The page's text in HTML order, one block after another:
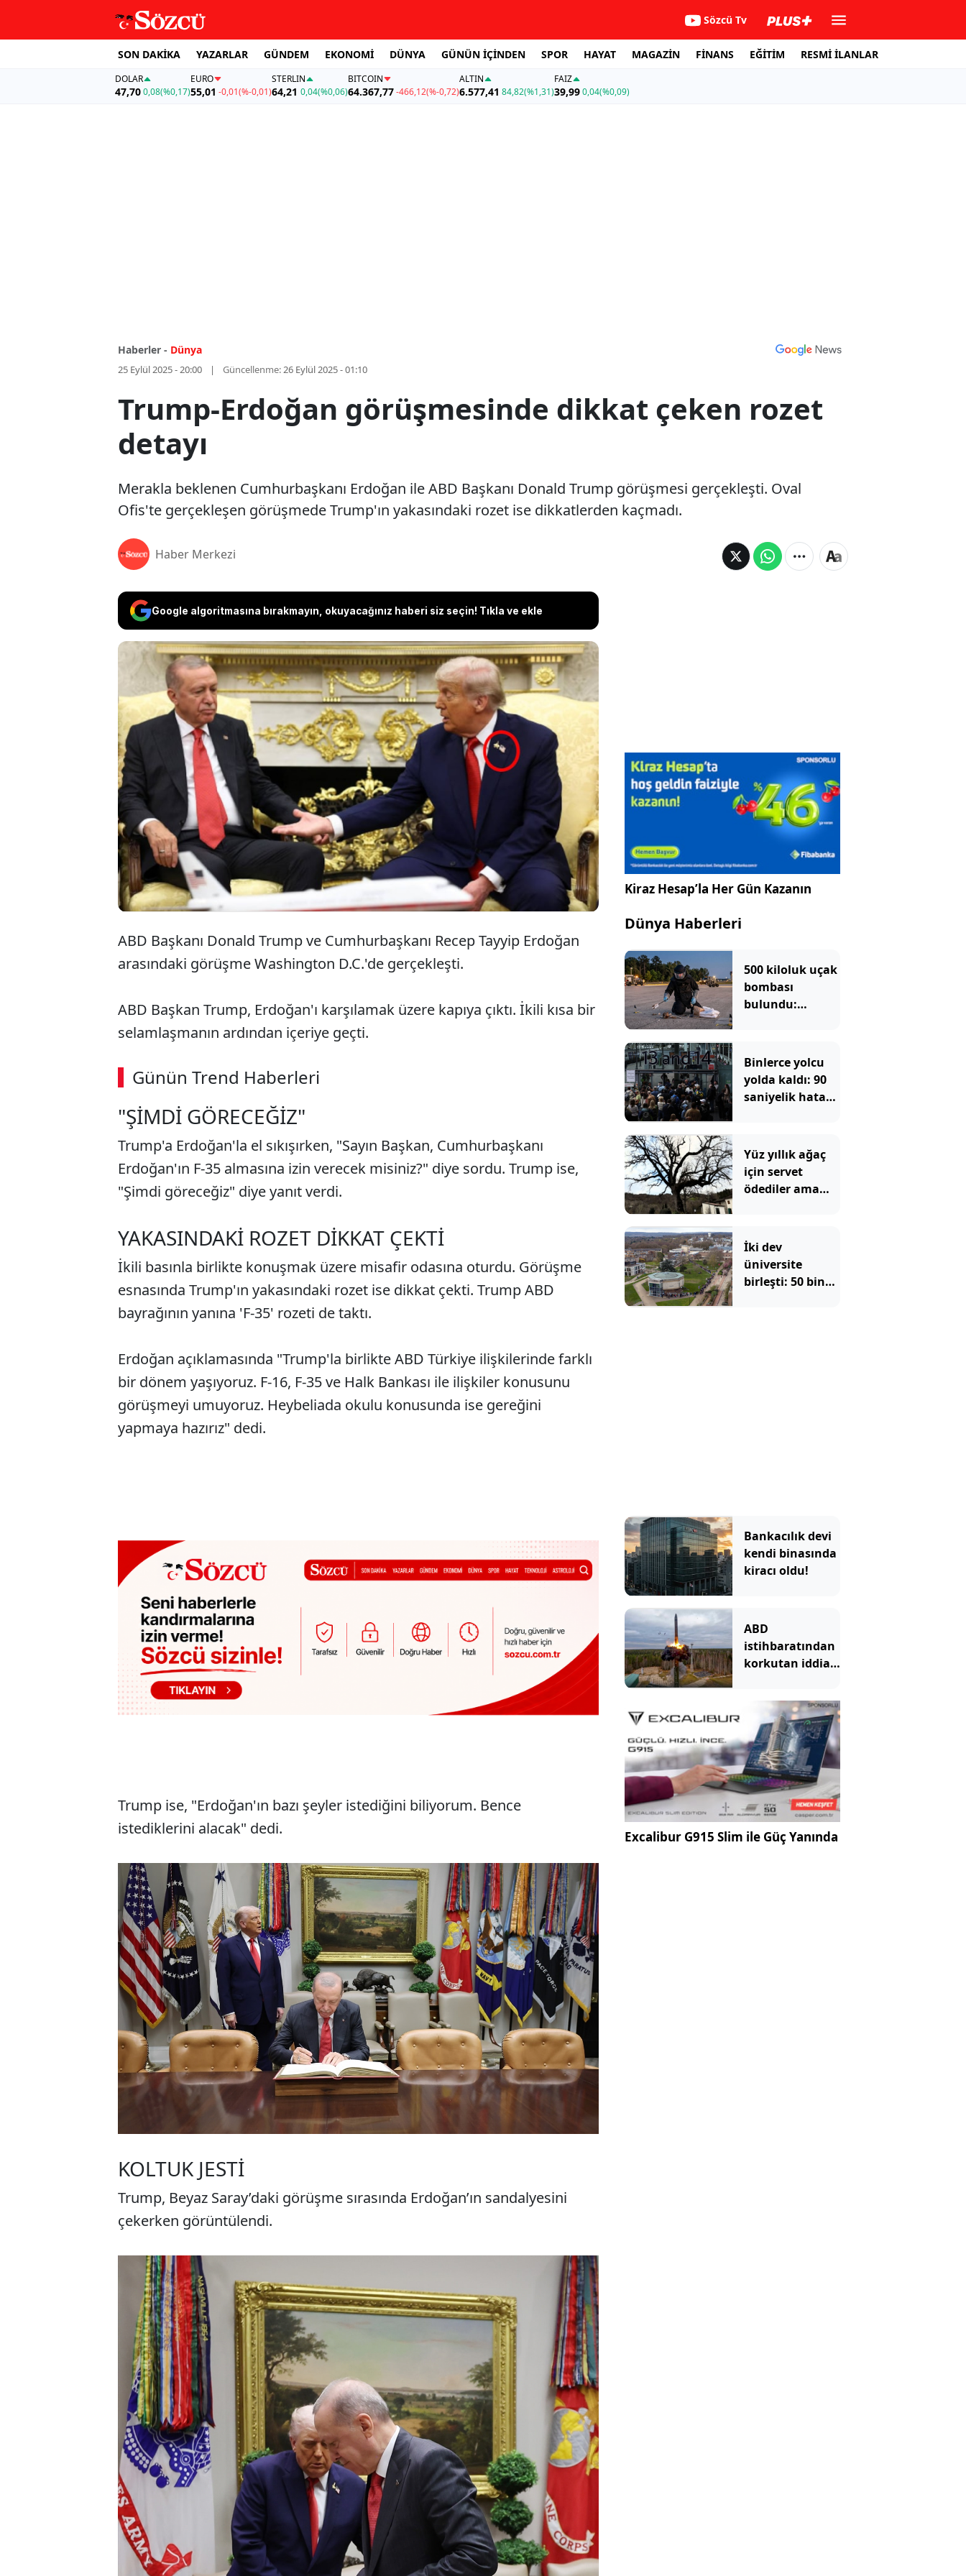
Sözcü Tv
SON DAKİKA YAZARLAR GÜNDEM EKONOMİ DÜNYA GÜNÜN İÇİNDEN SPOR HAYAT MAGAZİN FİNANS EĞİTİM RESMİ İLANLAR
DOLAR
47,700,08(%0,17)
EURO
55,01 -0,01(%-0,01)
STERLIN
64,21 0,04(%0,06)
BITCOIN
64.367,77-466,12(%-0,72)
ALTIN
6.577,41 84,82(%1,31)
FAİZ
39,990,04(%0,09)
Haberler - Dünya
25 Eylül 2025 - 20:00 Güncellenme:26 Eylül 2025 - 01:10
Trump-Erdoğan görüşmesinde dikkat çeken rozet
detayı
Merakla beklenen Cumhurbaşkanı Erdoğan ile ABD Başkanı Donald Trump görüşmesi gerçekleşti. Oval
Ofis'te gerçekleşen görüşmede Trump'ın yakasındaki rozet ise dikkatlerden kaçmadı.
Haber Merkezi
Google algoritmasına bırakmayın, okuyacağınız haberi siz seçin! Tıkla ve ekle
Merakla beklenen Cumhurbaşkanı Erdoğan ile ABD Başkanı
Donald Trump görüşmesi gerçekleşti. Oval Ofis'te
gerçekleşen görüşmede Trump'ın yakasındaki rozet ise
dikkatlerden kaçmadı.
ABD Başkanı Donald Trump ve Cumhurbaşkanı Recep Tayyip Erdoğan
arasındaki görüşme Washington D.C.'de gerçekleşti.
ABD Başkan Trump, Erdoğan'ı karşılamak üzere kapıya çıktı. İkili kısa bir
selamlaşmanın ardından içeriye geçti.
Günün Trend Haberleri
"ŞİMDİ GÖRECEĞİZ"
Trump'a Erdoğan'la el sıkışırken, "Sayın Başkan, Cumhurbaşkanı
Erdoğan'ın F-35 almasına izin verecek misiniz?" diye sordu. Trump ise,
"Şimdi göreceğiz" diye yanıt verdi.
YAKASINDAKİ ROZET DİKKAT ÇEKTİ
İkili basınla birlikte konuşmak üzere misafir odasına oturdu. Görüşme
esnasında Trump'ın yakasındaki rozet ise dikkat çekti. Trump ABD
bayrağının yanına 'F-35' rozeti de taktı.
Erdoğan açıklamasında "Trump'la birlikte ABD Türkiye ilişkilerinde farklı
bir dönem yaşıyoruz. F-16, F-35 ve Halk Bankası ile ilişkiler konusunu
görüşmeyi umuyoruz. Heybeliada okulu konusunda ise gereğini
yapmaya hazırız" dedi.
Trump ise, "Erdoğan'ın bazı şeyler istediğini biliyorum. Bence
istediklerini alacak" dedi.
KOLTUK JESTİ
Trump, Beyaz Saray’daki görüşme sırasında Erdoğan’ın sandalyesini
çekerken görüntülendi.
Kiraz Hesap’la Her Gün Kazanın
Dünya Haberleri
500 kiloluk uçak
bombası
bulundu:
başladı
Binlerce yolcu
yolda kaldı: 90
saniyelik hata
Yüz yıllık ağaç
için servet
ödediler ama
kaldılar
İki dev
üniversite
birleşti: 50 bin
Bankacılık devi
kendi binasında
kiracı oldu!
ABD
istihbaratından
korkutan iddia:
Avrupa kentine
saldırmayı
deneyecek
Excalibur G915 Slim ile Güç Yanında